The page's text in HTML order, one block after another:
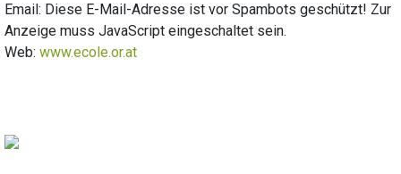
Email: Diese E-Mail-Adresse ist vor Spambots geschützt! Zur
Anzeige muss JavaScript eingeschaltet sein.
Web: www.ecole.or.at